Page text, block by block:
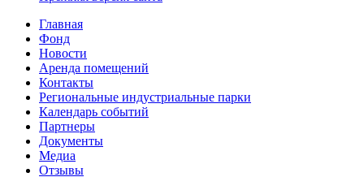
Главная
Фонд
Новости
Аренда помещений
Контакты
Региональные индустриальные парки
Календарь событий
Партнеры
Документы
Медиа
Отзывы